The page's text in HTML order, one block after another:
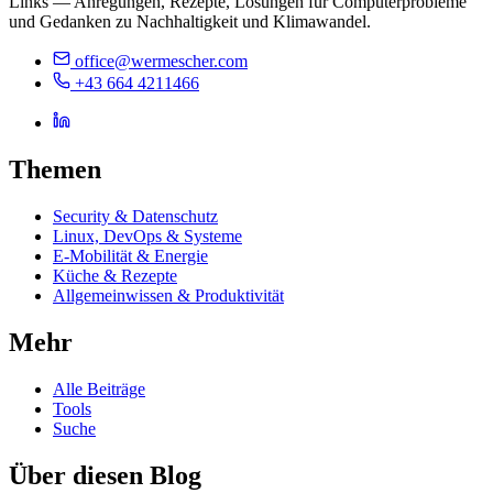
und Gedanken zu Nachhaltigkeit und Klimawandel.
office@wermescher.com
+43 664 4211466
Themen
Security & Datenschutz
Linux, DevOps & Systeme
E-Mobilität & Energie
Küche & Rezepte
Allgemeinwissen & Produktivität
Mehr
Alle Beiträge
Tools
Suche
Über diesen Blog